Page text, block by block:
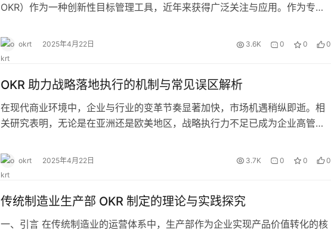
OKR）作为一种创新性目标管理工具，近年来获得广泛关注与应用。作为专注
户可通过 [官方渠道] 进行功能试用。 一、商业环境变化与管理工具革新的必
要性 当前全球经济环境呈现显著的波动性与不确定性…
okrt 2025年4月22日 3.6K 0 0 0
OKR 助力战略落地执行的机制与常见误区解析
在现代商业环境中，企业与行业的变革节奏显著加快，市场机遇稍纵即逝。相
关研究表明，无论是在亚洲还是欧美地区，战略执行力不足已成为企业高管面
长目标的实现。 企业通常会投入大量时间和资源用于战略规划，期望借此在激
烈的市场竞争中立足。尽管将战略转化为实际行动能带来巨大价值，但在战略
okrt 2025年4月22日 3.7K 0 0 0
传统制造业生产部 OKR 制定的理论与实践探究
一、引言 在传统制造业的运营体系中，生产部作为企业实现产品价值转化的核